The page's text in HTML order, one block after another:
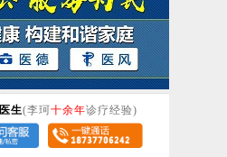
生(李珂十余年诊疗经验)